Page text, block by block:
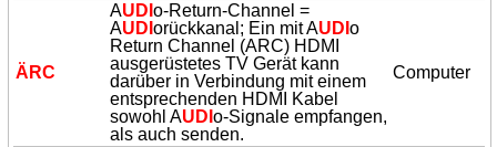
ÄRC
AUDIo-Return-Channel =
AUDIorückkanal; Ein mit AUDIo
Return Channel (ARC) HDMI
ausgerüstetes TV Gerät kann
darüber in Verbindung mit einem
entsprechenden HDMI Kabel
sowohl AUDIo-Signale empfangen,
als auch senden.
Computer